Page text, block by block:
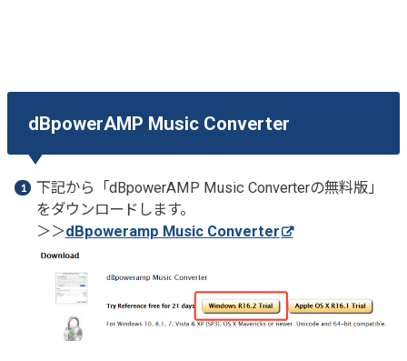
dBpowerAMP Music Converter
下記から「dBpowerAMP Music Converterの無料版」
をダウンロードします。
＞＞dBpoweramp Music Converter